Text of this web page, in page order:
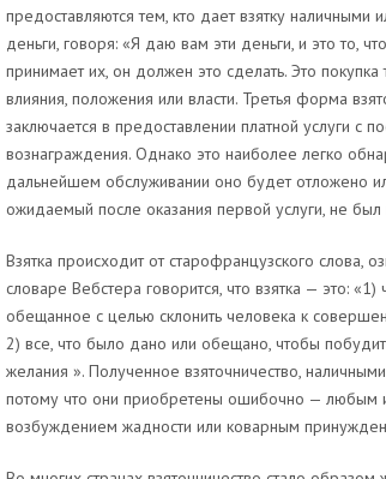
предоставляются тем, кто дает взятку наличными
деньги, говоря: «Я даю вам эти деньги, и это то,
принимает их, он должен это сделать. Это
влияния, положения или власти. Третья форма
заключается в предоставлении платной услуги с
вознаграждения. Однако это наиболее легко
дальнейшем обслуживании оно будет отложено
ожидаемый после оказания первой услуги, не
Взятка происходит от старофранцузского слова,
словаре Вебстера говорится, что взятка — это:
обещанное с целью склонить человека к
2) все, что было дано или обещано, чтобы
желания ». Полученное взяточничество,
потому что они приобретены ошибочно — любым
возбуждением жадности или коварным